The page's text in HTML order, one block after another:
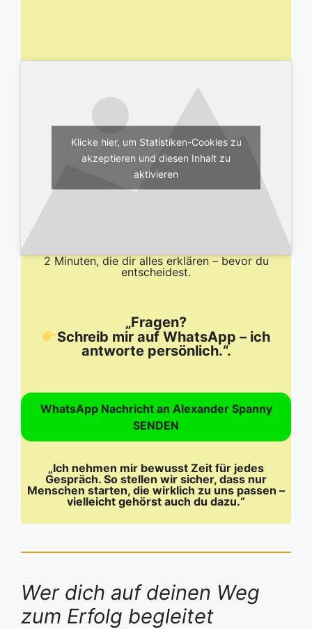
Klicke hier, um Statistiken-Cookies zu
akzeptieren und diesen Inhalt zu
aktivieren
2 Minuten, die dir alles erklären – bevor du
entscheidest.
„Fragen?
Schreib mir auf WhatsApp – ich
antworte persönlich.“.
WhatsApp Nachricht an Alexander Spanny
SENDEN
„Ich nehmen mir bewusst Zeit für jedes
Gespräch. So stellen wir sicher, dass nur
Menschen starten, die wirklich zu uns passen –
vielleicht gehörst auch du dazu.“
Wer dich auf deinen Weg
zum Erfolg begleitet